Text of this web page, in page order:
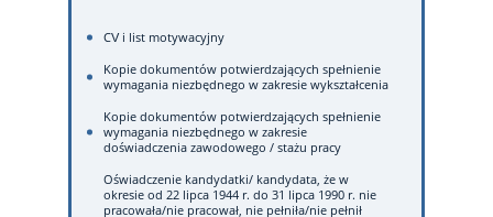
CV i list motywacyjny
Kopie dokumentów potwierdzających spełnienie
wymagania niezbędnego w zakresie wykształcenia
Kopie dokumentów potwierdzających spełnienie
wymagania niezbędnego w zakresie
doświadczenia zawodowego / stażu pracy
Oświadczenie kandydatki/ kandydata, że w
okresie od 22 lipca 1944 r. do 31 lipca 1990 r. nie
pracowała/nie pracował, nie pełniła/nie pełnił